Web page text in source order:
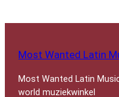
Most Wanted Latin
Most Wanted Latin
world muziekwinkel